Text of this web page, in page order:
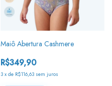
Maiô Abertura Cashmere
R$349,90
3 xde R$116,63 sem juros